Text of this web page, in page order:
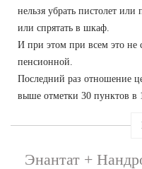
нельзя убрать пистолет
или спрятать в шкаф.
И при этом при всем это не
пенсионной.
Последний раз отношение
выше отметки 30 пунктов в
Энантат +